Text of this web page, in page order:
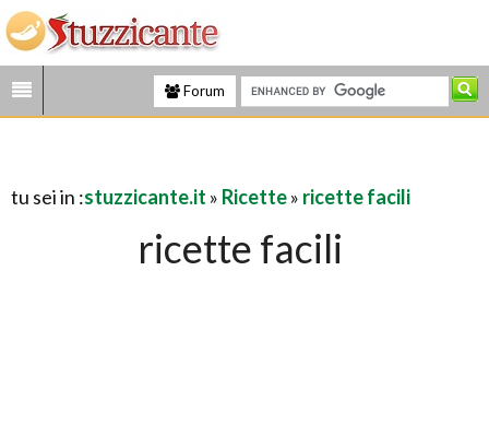
Forum
tu sei in :stuzzicante.it » Ricette» ricette facili
ricette facili